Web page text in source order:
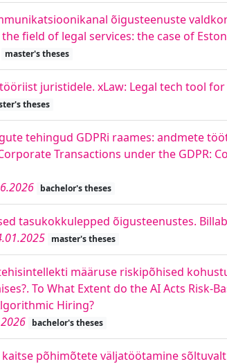
õigusteenuste
field of legal services: the case of
master's theses
juristidele. xLaw: Legal tech tool for
theses
tehingud GDPRi raames: andmete
Transactions under the GDPR:
bachelor's theses
tasukokkulepped õigusteenustes.
master's theses
määruse riskipõhised
To What Extent do the AI Acts
Hiring?
bachelor's theses
põhimõtete väljatöötamine